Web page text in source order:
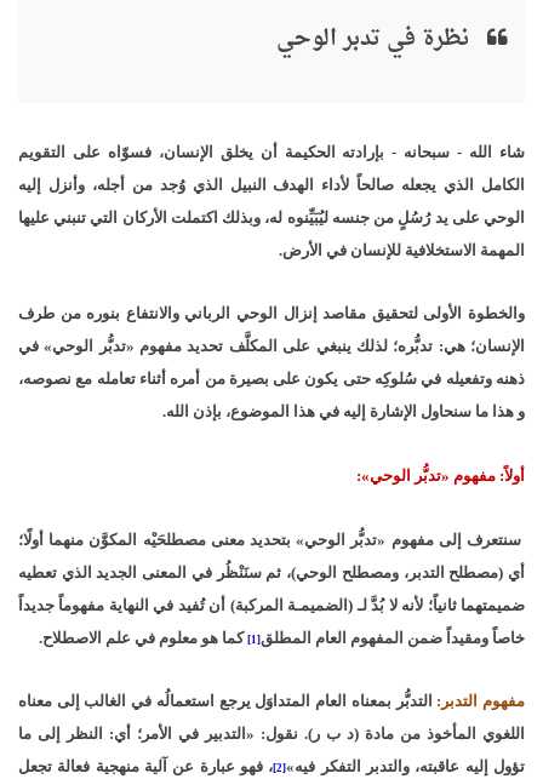
نظرة في تدبر الوحي
شاء الله - سبحانه - بإرادته الحكيمة أن يخلق الإنسان، فسوّاه على التقويم
الكامل الذي يجعله صالحاً لأداء الهدف النبيل الذي وُجد من أجله، وأنزل إليه
الوحي على يد رُسُلٍ من جنسه ليُبَيِّنوه له، وبذلك اكتملت الأركان التي تنبني عليها
المهمة الاستخلافية للإنسان في الأرض.
والخطوة الأولى لتحقيق مقاصد إنزال الوحي الرباني والانتفاع بنوره من طرف
الإنسان؛ هي: تدبُّره؛ لذلك ينبغي على المكلَّف تحديد مفهوم «تدبُّر الوحي» في
ذهنه وتفعيله في سُلوكِه حتى يكون على بصيرة من أمره أثناء تعامله مع نصوصه،
و هذا ما سنحاول الإشارة إليه في هذا الموضوع، بإذن الله.
أولاً: مفهوم «تدبُّر الوحي»:
سنتعرف إلى مفهوم «تدبُّر الوحي» بتحديد معنى مصطلحَيْه المكوَّن منهما أولًا؛
أي (مصطلح التدبر، ومصطلح الوحي)، ثم سنَنْظُر في المعنى الجديد الذي تعطيه
ضميمتهما ثانياً؛ لأنه لا بُدَّ لـ (الضميمـة المركبة) أن تُفيد في النهاية مفهوماً جديداً
خاصاً ومقيداً ضمن المفهوم العام المطلق [1] كما هو معلوم في علم الاصطلاح.
مفهوم التدبر: التدبُّر بمعناه العام المتداوَل يرجع استعمالُه في الغالب إلى معناه
اللغوي المأخوذ من مادة (د ب ر). نقول: «التدبير في الأمر؛ أي: النظر إلى ما
تؤول إليه عاقبته، والتدبر التفكر فيه»[2]
، فهو عبارة عن آلية منهجية فعالة تجعل